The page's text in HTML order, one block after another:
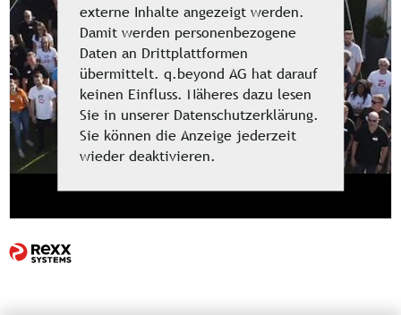
externe Inhalte angezeigt werden.
Damit werden personenbezogene
Daten an Drittplattformen
übermittelt. q.beyond AG hat darauf
keinen Einfluss. Näheres dazu lesen
Sie in unserer Datenschutzerklärung.
Sie können die Anzeige jederzeit
wieder deaktivieren.